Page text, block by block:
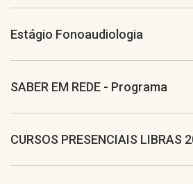
Estágio Fonoaudiologia
SABER EM REDE - Programa
CURSOS PRESENCIAIS LIBRAS